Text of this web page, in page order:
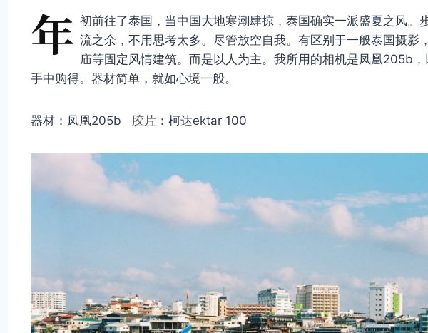
年 初前往了泰国，当中国大地寒潮肆掠，泰国确实一派盛夏之风。
流之余，不用思考太多。尽管放空自我。有区别于一般泰国摄影
庙等固定风情建筑。而是以人为主。我所用的相机是凤凰205b
手中购得。器材简单，就如心境一般。
器材：凤凰205b 胶片 ：柯达ektar 100